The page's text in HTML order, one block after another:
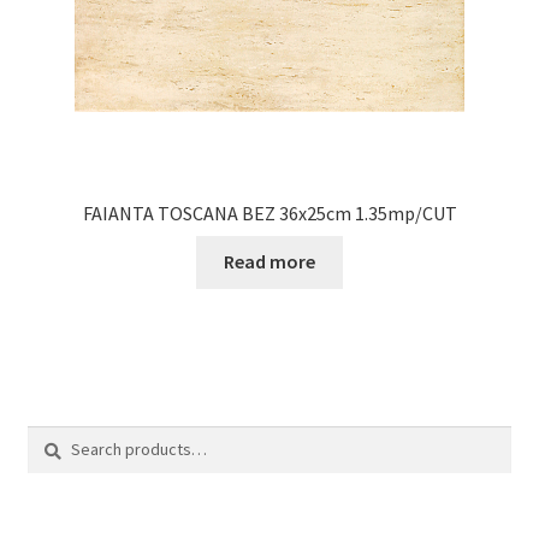
FAIANTA TOSCANA BEZ 36x25cm 1.35mp/CUT
Read more
Search
Search